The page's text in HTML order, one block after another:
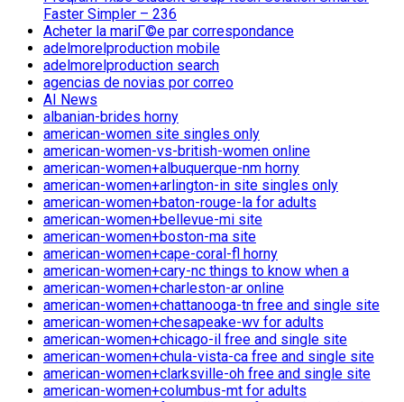
Faster Simpler – 236
Acheter la mariГ©e par correspondance
adelmorelproduction mobile
adelmorelproduction search
agencias de novias por correo
AI News
albanian-brides horny
american-women site singles only
american-women-vs-british-women online
american-women+albuquerque-nm horny
american-women+arlington-in site singles only
american-women+baton-rouge-la for adults
american-women+bellevue-mi site
american-women+boston-ma site
american-women+cape-coral-fl horny
american-women+cary-nc things to know when a
american-women+charleston-ar online
american-women+chattanooga-tn free and single site
american-women+chesapeake-wv for adults
american-women+chicago-il free and single site
american-women+chula-vista-ca free and single site
american-women+clarksville-oh free and single site
american-women+columbus-mt for adults